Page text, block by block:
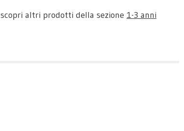
scopri altri prodotti della sezione 1-3 anni